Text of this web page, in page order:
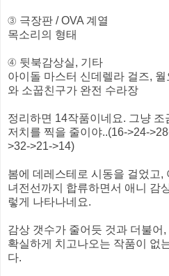
③ 극장판 / OVA 계열
목소리의 형태
④ 뒷북감상실, 기타
아이돌 마스터 신데렐라 걸즈,
와 소꿉친구가 완전 수라장
정리하면 14작품이네요. 그냥 조
저치를 찍을 줄이야..(16->24-
>32->21->14)
봄에 데레스테로 시동을 걸었고,
녀전선까지 합류하면서 애니 감
렇게 나타나네요.
감상 갯수가 줄어듯 것과 더불어
확실하게 치고나오는 작품이 없
다.